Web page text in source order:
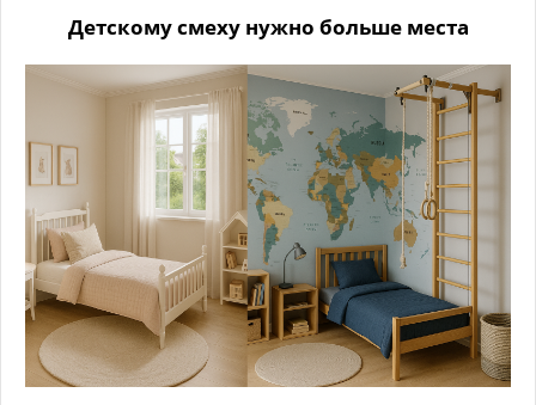
Детскому смеху нужно больше места